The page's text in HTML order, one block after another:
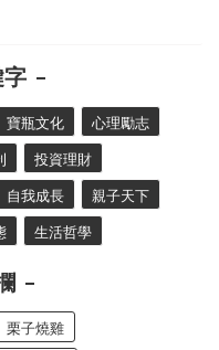
字
寶瓶文化 心理勵志
投資理財
自我成長 親子天下
生活哲學
栗子燒雞